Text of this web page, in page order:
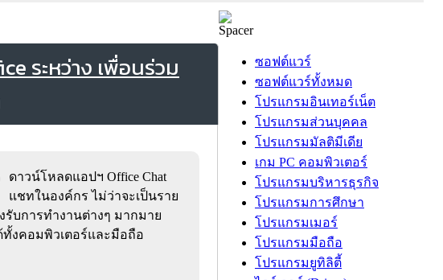
ระหว่าง เพื่อนร่วม
ดาวน์โหลดแอปฯ Office Chat
แชทในองค์กร ไม่ว่าจะเป็นราย
บการทำงานต่างๆ มากมาย
งคอมพิวเตอร์และมือถือ
ซอฟต์แวร์
ซอฟต์แวร์ทั้งหมด
โปรแกรมอินเทอร์เน็ต
โปรแกรมส่วนบุคคล
โปรแกรมมัลติมีเดีย
เกม PC คอมพิวเตอร์
โปรแกรมบริหารธุรกิจ
โปรแกรมการศึกษา
โปรแกรมเมอร์
โปรแกรมมือถือ
โปรแกรมยูทิลิตี้